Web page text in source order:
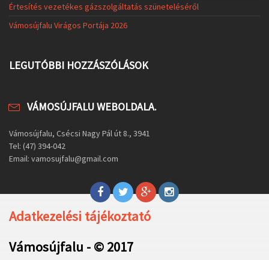
Értesítés vezetékes gázszolgáltatás szüneteléséről
Vámosújfalu Virágos Portája 2026
LEGUTÓBBI HOZZÁSZÓLÁSOK
VÁMOSÚJFALU WEBOLDALA.
Vámosújfalu, Csécsi Nagy Pál út 8., 3941
Tel: (47) 394-042
Email: vamosujfalu@gmail.com
Adatkezelési tájékoztató
Vámosújfalu - © 2017